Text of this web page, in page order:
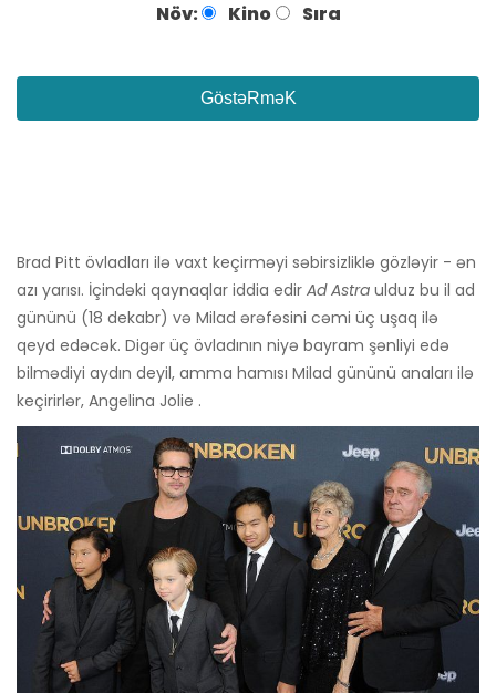
Növ: Kino Sıra
GöstəRməK
Brad Pitt övladları ilə vaxt keçirməyi səbirsizliklə gözləyir - ən
azı yarısı. İçindəki qaynaqlar iddia edir Ad Astra ulduz bu il ad
gününü (18 dekabr) və Milad ərəfəsini cəmi üç uşaq ilə
qeyd edəcək. Digər üç övladının niyə bayram şənliyi edə
bilmədiyi aydın deyil, amma hamısı Milad gününü anaları ilə
keçirirlər, Angelina Jolie .